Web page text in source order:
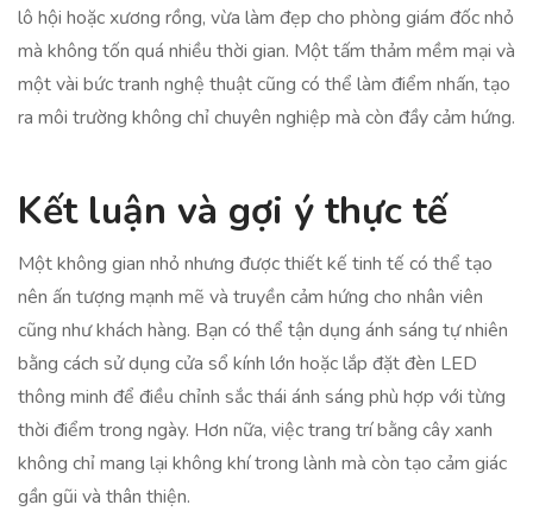
lô hội hoặc xương rồng, vừa làm đẹp cho phòng giám đốc nhỏ
mà không tốn quá nhiều thời gian. Một tấm thảm mềm mại và
một vài bức tranh nghệ thuật cũng có thể làm điểm nhấn, tạo
ra môi trường không chỉ chuyên nghiệp mà còn đầy cảm hứng.
Kết luận và gợi ý thực tế
Một không gian nhỏ nhưng được thiết kế tinh tế có thể tạo
nên ấn tượng mạnh mẽ và truyền cảm hứng cho nhân viên
cũng như khách hàng. Bạn có thể tận dụng ánh sáng tự nhiên
bằng cách sử dụng cửa sổ kính lớn hoặc lắp đặt đèn LED
thông minh để điều chỉnh sắc thái ánh sáng phù hợp với từng
thời điểm trong ngày. Hơn nữa, việc trang trí bằng cây xanh
không chỉ mang lại không khí trong lành mà còn tạo cảm giác
gần gũi và thân thiện.